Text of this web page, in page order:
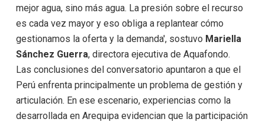
mejor agua, sino más agua. La presión sobre el recurso
es cada vez mayor y eso obliga a replantear cómo
gestionamos la oferta y la demanda', sostuvo Mariella
Sánchez Guerra, directora ejecutiva de Aquafondo.
Las conclusiones del conversatorio apuntaron a que el
Perú enfrenta principalmente un problema de gestión y
articulación. En ese escenario, experiencias como la
desarrollada en Arequipa evidencian que la participación